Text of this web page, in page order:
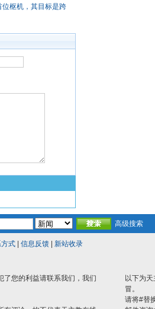
位枢机，其目标是跨
高级搜索
式| 信息反馈| 新站收录
了您的利益请联系我们，我们
以下为
冒。
请将#替